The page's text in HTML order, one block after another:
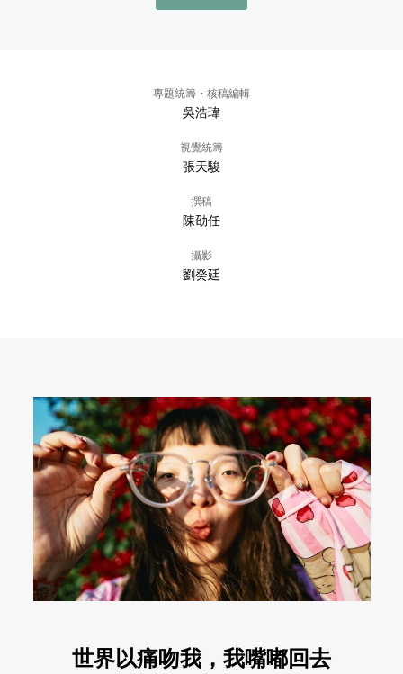
專題統籌・核稿編輯
吳浩瑋
視覺統籌
張天駿
撰稿
陳劭任
攝影
劉癸廷
世界以痛吻我，我嘴嘟回去